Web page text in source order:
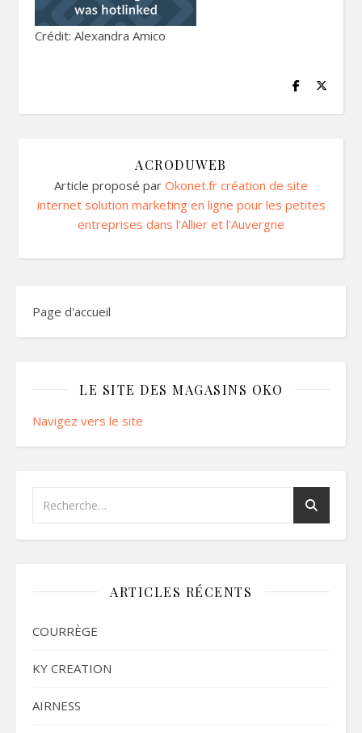
Crédit: Alexandra Amico
ACRODUWEB
Article proposé par Okonet.fr création de site
internet solution marketing en ligne pour les petites
entreprises dans l'Allier et l'Auvergne
Page d'accueil
LE SITE DES MAGASINS OKO
Navigez vers le site
ARTICLES RÉCENTS
COURRÈGE
KY CREATION
AIRNESS